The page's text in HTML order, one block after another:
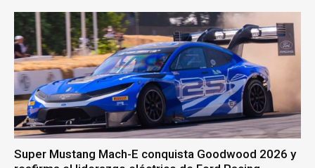
Super Mustang Mach-E conquista Goodwood 2026 y